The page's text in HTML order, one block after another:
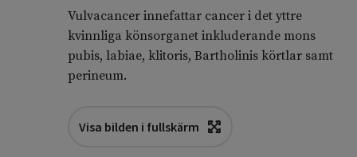
Vulvacancer innefattar cancer i det yttre
kvinnliga könsorganet inkluderande mons
pubis, labiae, klitoris, Bartholinis körtlar samt
perineum.
Visa bilden i fullskärm